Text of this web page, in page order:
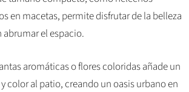
en macetas, permite disfrutar de la belleza
abrumar el espacio.
aromáticas o flores coloridas añade un
color al patio, creando un oasis urbano en